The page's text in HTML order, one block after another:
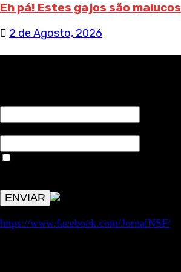
Eh pá! Estes gajos são malucos
2 de Agosto, 2026
https://www.facebook.com/JornalNSF/